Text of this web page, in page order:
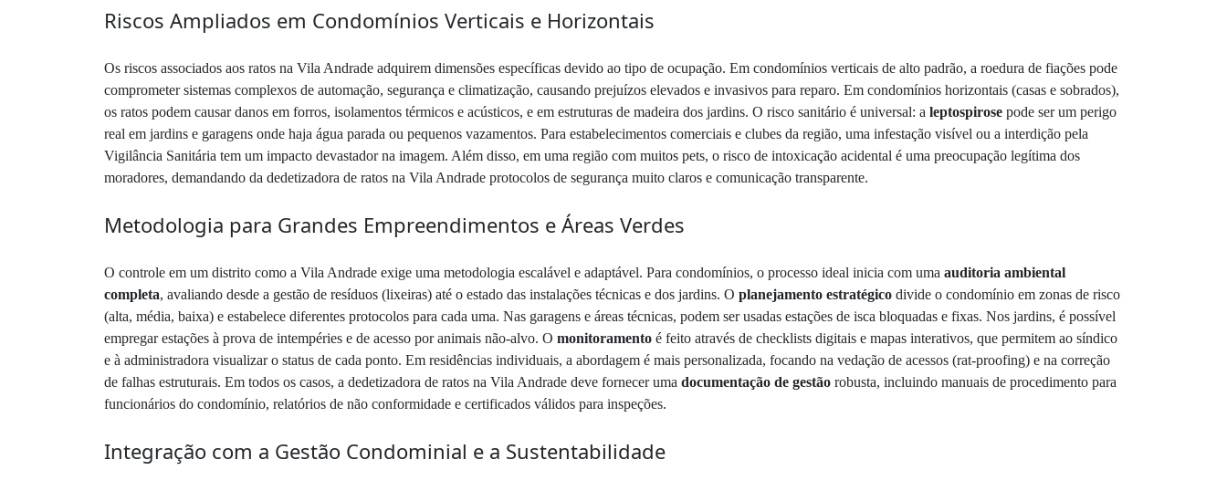
Riscos Ampliados em Condomínios Verticais e Horizontais
Os riscos associados aos ratos na Vila Andrade adquirem dimensões específicas devido ao tipo de ocupação. Em condomínios verticais de alto padrão, a roedura de fiações pode
comprometer sistemas complexos de automação, segurança e climatização, causando prejuízos elevados e invasivos para reparo. Em condomínios horizontais (casas e sobrados),
os ratos podem causar danos em forros, isolamentos térmicos e acústicos, e em estruturas de madeira dos jardins. O risco sanitário é universal: a leptospirose pode ser um perigo
real em jardins e garagens onde haja água parada ou pequenos vazamentos. Para estabelecimentos comerciais e clubes da região, uma infestação visível ou a interdição pela
Vigilância Sanitária tem um impacto devastador na imagem. Além disso, em uma região com muitos pets, o risco de intoxicação acidental é uma preocupação legítima dos
moradores, demandando da dedetizadora de ratos na Vila Andrade protocolos de segurança muito claros e comunicação transparente.
Metodologia para Grandes Empreendimentos e Áreas Verdes
O controle em um distrito como a Vila Andrade exige uma metodologia escalável e adaptável. Para condomínios, o processo ideal inicia com uma auditoria ambiental
completa, avaliando desde a gestão de resíduos (lixeiras) até o estado das instalações técnicas e dos jardins. O planejamento estratégico divide o condomínio em zonas de risco
(alta, média, baixa) e estabelece diferentes protocolos para cada uma. Nas garagens e áreas técnicas, podem ser usadas estações de isca bloquadas e fixas. Nos jardins, é possível
empregar estações à prova de intempéries e de acesso por animais não-alvo. O monitoramento é feito através de checklists digitais e mapas interativos, que permitem ao síndico
e à administradora visualizar o status de cada ponto. Em residências individuais, a abordagem é mais personalizada, focando na vedação de acessos (rat-proofing) e na correção
de falhas estruturais. Em todos os casos, a dedetizadora de ratos na Vila Andrade deve fornecer uma documentação de gestão robusta, incluindo manuais de procedimento para
funcionários do condomínio, relatórios de não conformidade e certificados válidos para inspeções.
Integração com a Gestão Condominial e a Sustentabilidade